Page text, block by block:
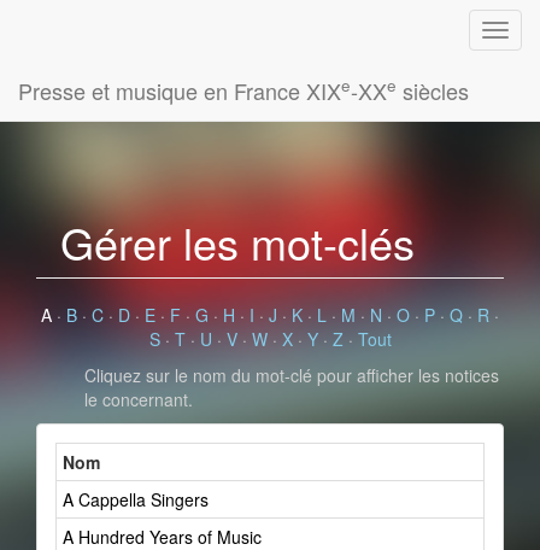
Presse et musique en France XIXe-XXe siècles
Gérer les mot-clés
A · B · C · D · E · F · G · H · I · J · K · L · M · N · O · P · Q · R ·
S· T· U · V· W· X· Y· Z· Tout
Cliquez sur le nom du mot-clé pour afficher les notices
le concernant.
Nom
A Cappella Singers
A Hundred Years of Music